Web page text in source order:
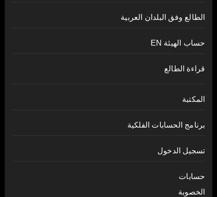
الطالع وفق البلدان العربية
حساب الهيئة EN
قراءة الطالع
المكتبة
برنامج الحسابات الفلكية
تسجيل الدخول
حسابات
الخصوبة